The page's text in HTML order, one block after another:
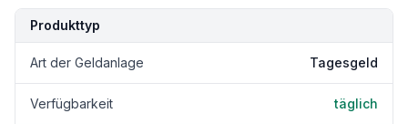
KonditionDetails
Produkttyp
Art der Geldanlage Tagesgeld
Verfügbarkeit täglich